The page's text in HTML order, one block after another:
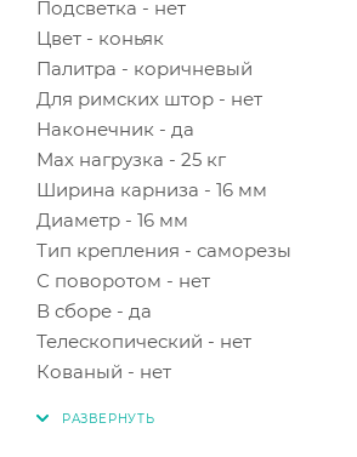
Подсветка - нет
Цвет - коньяк
Палитра - коричневый
Для римских штор - нет
Наконечник - да
Мах нагрузка - 25 кг
Ширина карниза - 16 мм
Диаметр - 16 мм
Тип крепления - саморезы
С поворотом - нет
В сборе - да
Телескопический - нет
Кованый - нет